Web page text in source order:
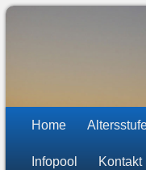
Pfadfinder
Zum
Zum
Home
Infopool Kontakt